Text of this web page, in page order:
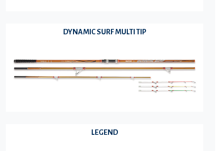
DYNAMIC SURF MULTI TIP
LEGEND